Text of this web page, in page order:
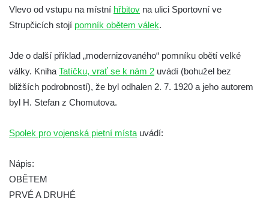
Budějovicích
Pamětní deska Jana Zelenky-Hajského v
Kamenném Újezdu
Kamenném Újezdě
hřbitově v Kamenném Újezdě
Kenotaf Jana Mojžiše na hřbitově ve
Velešíně
Vlevo od vstupu na místní hřbitov na ulici Sportovní ve
Strupčicích stojí pomník obětem válek.
Jde o další příklad „modernizovaného“ pomníku obětí velké
války. Kniha Tatíčku, vrať se k nám 2 uvádí (bohužel bez
bližších podrobností), že byl odhalen 2. 7. 1920 a jeho autorem
byl H. Stefan z Chomutova.
Spolek pro vojenská pietní místa uvádí:
Nápis:
OBĚTEM
PRVÉ A DRUHÉ